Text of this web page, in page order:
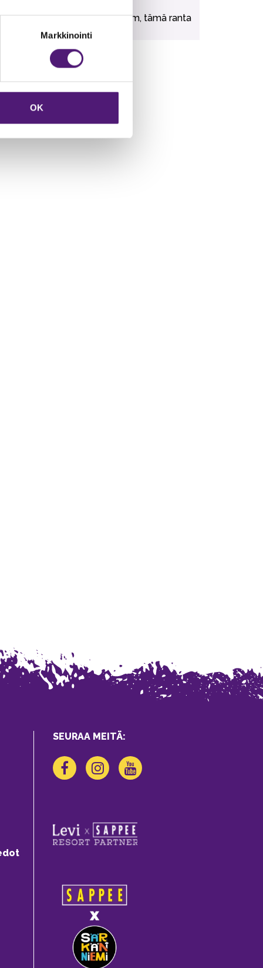
Markkinointi
OK
matkaa noin 3 km, tämä ranta
SEURAA MEITÄ: